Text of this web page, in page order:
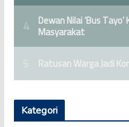
Kategori